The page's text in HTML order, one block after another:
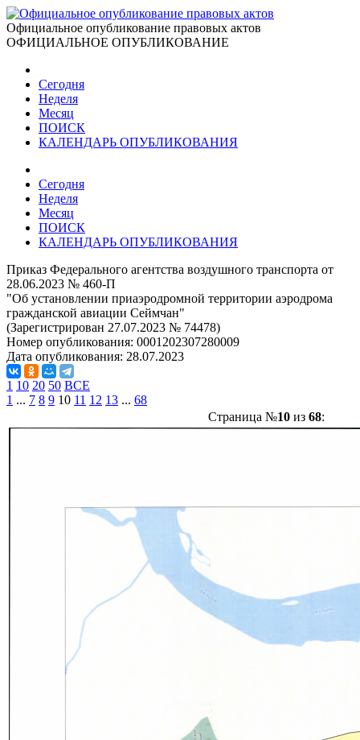
Официальное опубликование правовых актов
ОФИЦИАЛЬНОЕ ОПУБЛИКОВАНИЕ
Сегодня
Неделя
Месяц
ПОИСК
КАЛЕНДАРЬ ОПУБЛИКОВАНИЯ
Сегодня
Неделя
Месяц
ПОИСК
КАЛЕНДАРЬ ОПУБЛИКОВАНИЯ
Приказ Федерального агентства воздушного транспорта от
28.06.2023 № 460-П
"Об установлении приаэродромной территории аэродрома
гражданской авиации Сеймчан"
(Зарегистрирован 27.07.2023 № 74478)
Номер опубликования: 0001202307280009
Дата опубликования: 28.07.2023
1 10 20 50 ВСЕ
1 ... 7 8 9 10 11 12 13 ... 68
Страница №10из 68: